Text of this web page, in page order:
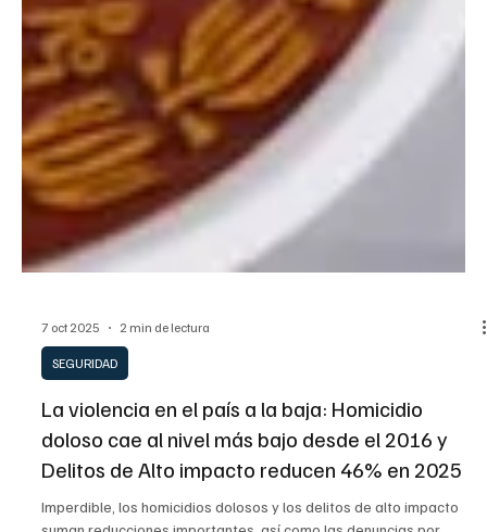
7 oct 2025 2 min de lectura
SEGURIDAD
La violencia en el país a la baja: Homicidio
doloso cae al nivel más bajo desde el 2016 y
Delitos de Alto impacto reducen 46% en 2025